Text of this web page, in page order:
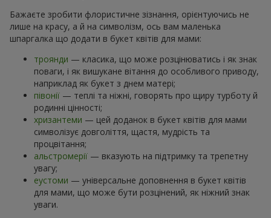
Бажаєте зробити флористичне зізнання, орієнтуючись не
лише на красу, а й на символізм, ось вам маленька
шпаргалка що додати в букет квітів для мами:
троянди — класика, що може розцінюватись і як знак
поваги, і як вишукане вітання до особливого приводу,
наприклад як букет з днем матері;
півонії — теплі та ніжні, говорять про щиру турботу й
родинні цінності;
хризантеми — цей доданок в букет квітів для мами
символізує довголіття, щастя, мудрість та
процвітання;
альстромерії — вказують на підтримку та трепетну
увагу;
еустоми — універсальне доповнення в букет квітів
для мами, що може бути розцінений, як ніжний знак
уваги.